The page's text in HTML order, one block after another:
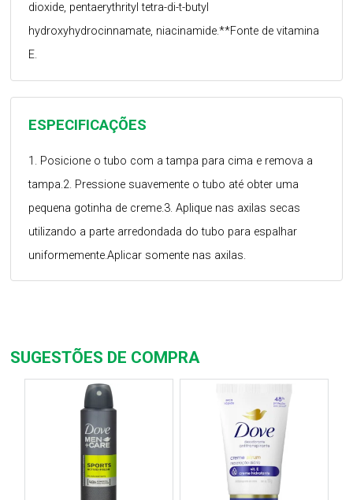
ESPECIFICAÇÕES
1. Posicione o tubo com a tampa para cima e remova a
tampa.2. Pressione suavemente o tubo até obter uma
pequena gotinha de creme.3. Aplique nas axilas secas
utilizando a parte arredondada do tubo para espalhar
uniformemente.Aplicar somente nas axilas.
dioxide, pentaerythrityl tetra-di-t-butyl
hydroxyhydrocinnamate, niacinamide.**Fonte de vitamina
E.
SUGESTÕES DE COMPRA